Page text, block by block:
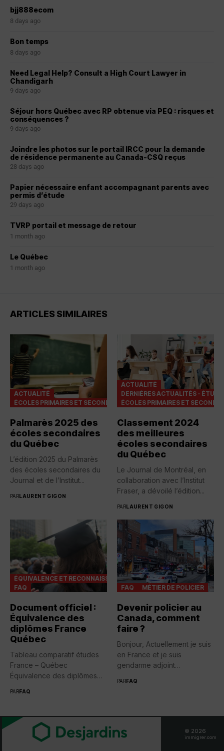
bjj888ecom
8 days ago
Bon temps
8 days ago
Need Legal Help? Consult a High Court Lawyer in
Chandigarh
9 days ago
Séjour hors Québec avec RP obtenue via PEQ : risques et
conséquences ?
9 days ago
Joindre les photos sur le portail IRCC pour la demande
de résidence permanente au Canada-CSQ reçus
28 days ago
Papier nécessaire enfant accompagnant parents avec
permis d’étude
29 days ago
TVRP portail et message de retour
1 month ago
Le Québec
1 month ago
ARTICLES SIMILAIRES
ACTUALITÉ
ÉCOLES PRIMAIRES ET SECONDAIRES
Palmarès 2025 des
écoles secondaires
du Québec
L’édition 2025 du Palmarès
des écoles secondaires du
Journal et de l’Institut...
PARLAURENT GIGON
ACTUALITÉ
DERNIÈRES ACTUALITÉS -
ÉCOLES PRIMAIRES ET
Classement 2024
des meilleures
écoles secondaires
du Québec
Le Journal de Montréal, en
collaboration avec l’Institut
Fraser, a dévoilé l’édition...
PARLAURENT GIGON
ÉQUIVALENCE ET RECONNAISSANCES
FAQ
Document officiel :
Équivalence des
diplômes France
Québec
Tableau comparatif études
France – Québec
Équivalence des diplômes
PARFAQ
FAQ MÉTIER DE POLICIER
Devenir policier au
Canada, comment
faire ?
Bonjour, Actuellement je suis
en France et je suis
gendarme adjoint
PARFAQ
© 2026
immigrer.com